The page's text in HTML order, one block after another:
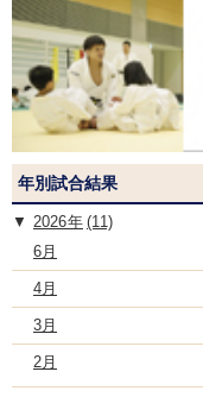
年別試合結果
2026
(11)
6月
4月
3月
2月